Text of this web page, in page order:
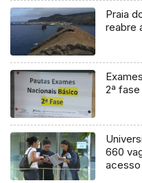
Praia
reabre
2ª
660
acesso